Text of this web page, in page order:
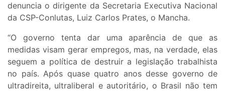
denuncia o dirigente da Secretaria Executiva Nacional
da CSP-Conlutas, Luiz Carlos Prates, o Mancha.
“O governo tenta dar uma aparência de que as
medidas visam gerar empregos, mas, na verdade, elas
seguem a política de destruir a legislação trabalhista
no país. Após quase quatro anos desse governo de
ultradireita, ultraliberal e autoritário, o Brasil não tem